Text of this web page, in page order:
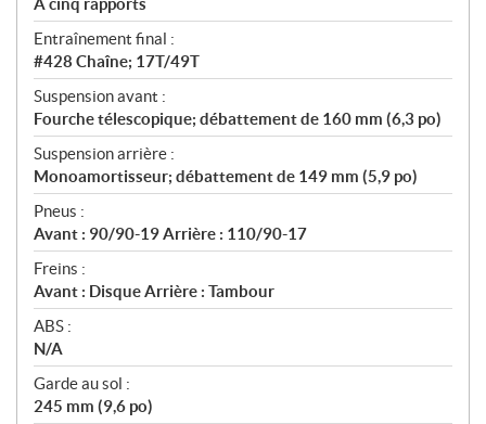
Entraînement final :
#428 Chaîne; 17T/49T
Suspension avant :
Fourche télescopique; débattement de 160 mm (6,3 po)
Suspension arrière :
Monoamortisseur; débattement de 149 mm (5,9 po)
Pneus :
Avant : 90/90-19 Arrière : 110/90-17
Freins :
Avant : Disque Arrière : Tambour
ABS :
N/A
Garde au sol :
245 mm (9,6 po)